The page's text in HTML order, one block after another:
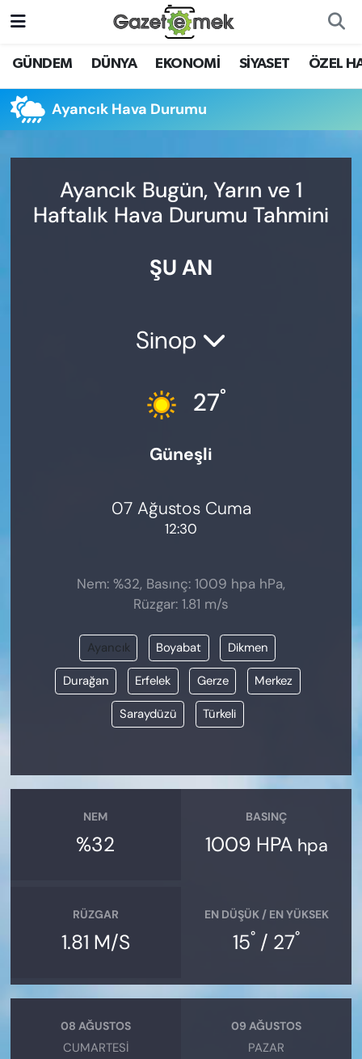
GÜNDEM DÜNYA EKONOMİ SİYASET ÖZEL
Ayancık Hava Durumu
Ayancık Bugün, Yarın ve 1
Haftalık Hava Durumu Tahmini
ŞU AN
Sinop
27°
Güneşli
07 Ağustos Cuma
12:30
Nem: %32, Basınç: 1009 hpa hPa,
Rüzgar: 1.81 m/s
Ayancık Boyabat Dikmen
Durağan Erfelek Gerze Merkez
Saraydüzü Türkeli
NEM
%32
BASINÇ
1009 HPA hpa
RÜZGAR
1.81 M/S
EN DÜŞÜK / EN YÜKSEK
15° / 27°
08 AĞUSTOS
CUMARTESI
09 AĞUSTOS
PAZAR
DÜNYA
EKONOMİ
YENİ MEDYADA EMEK
GAZETECİLİĞİNİ GELİŞTİRMEK
ÖZEL HABER
SİYASET
VAN VE DİYARBAKIR HABERLERİ
Nöbetçi Eczaneler
Hava Durumu
Trafik Durumu
Süper Lig Puan Durumu ve Fikstür